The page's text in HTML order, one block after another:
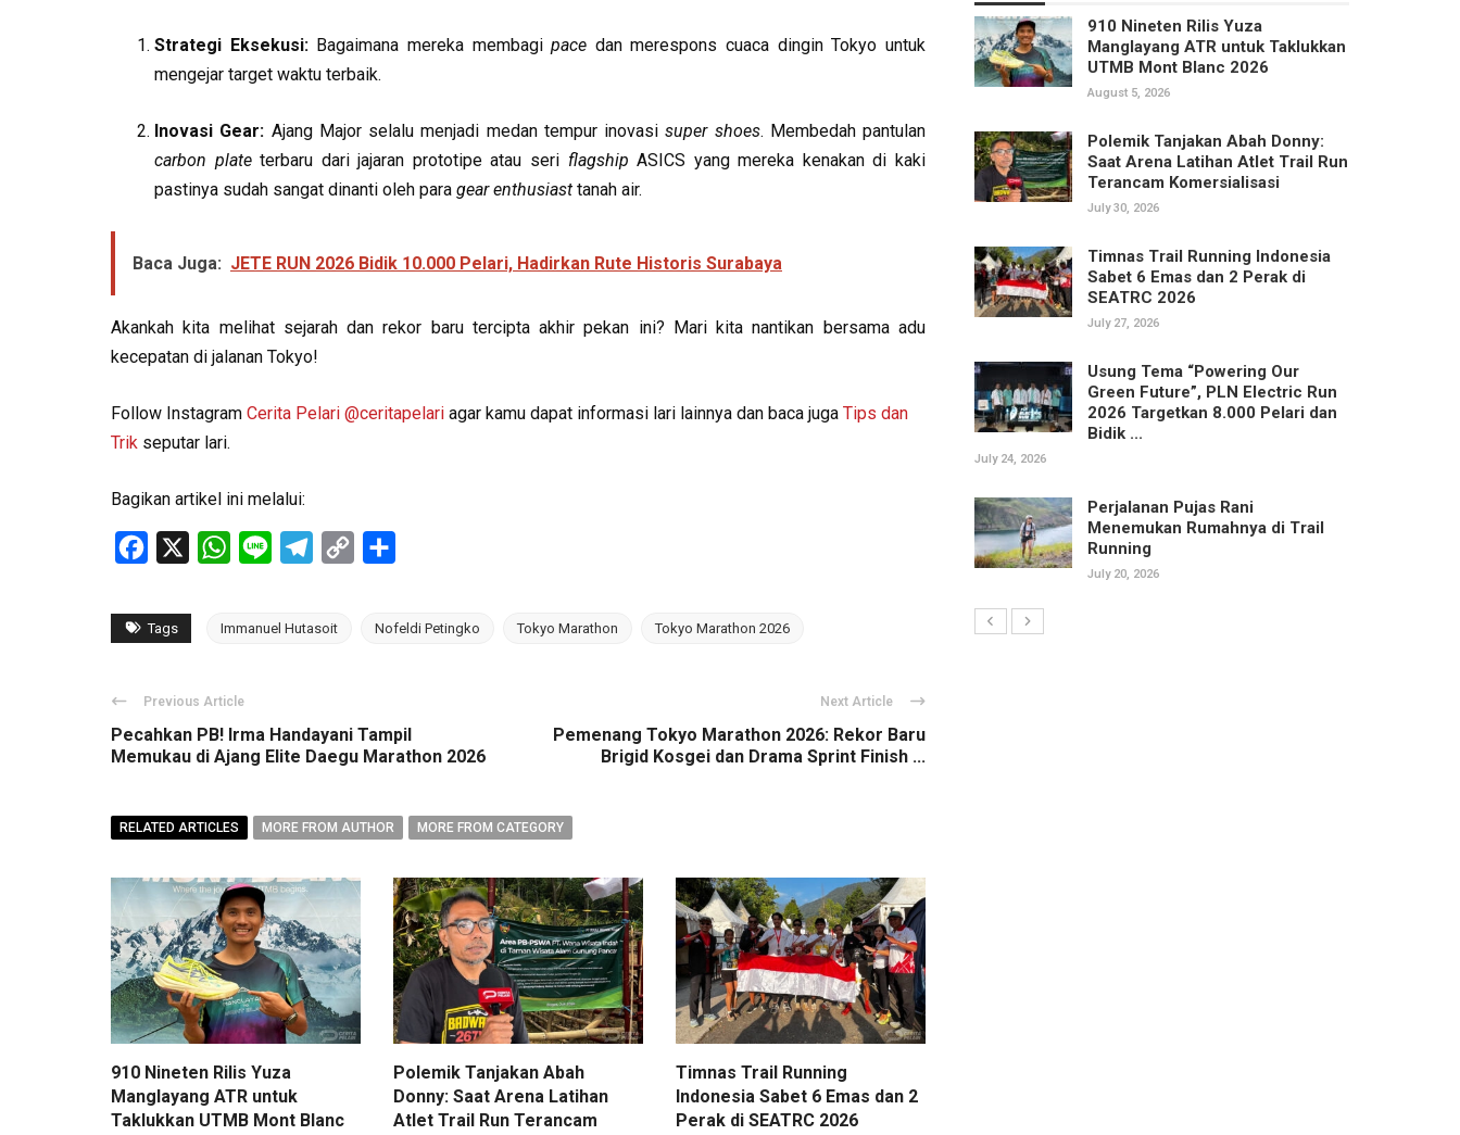
Strategi Eksekusi:Bagaimana mereka membagipace dan merespons cuaca dingin Tokyo untuk
mengejar target waktu terbaik.
Inovasi Gear: Ajang Major selalu menjadi medan tempur inovasisuper shoes. Membedah pantulan
carbon plateterbaru dari jajaran prototipe atau seri flagship ASICS yang mereka kenakan di kaki
pastinya sudah sangat dinanti oleh para gear enthusiast tanah air.
Baca Juga: JETE RUN 2026 Bidik 10.000 Pelari, Hadirkan Rute Historis Surabaya
Akankah kita melihat sejarah dan rekor baru tercipta akhir pekan ini? Mari kita nantikan bersama adu
kecepatan di jalanan Tokyo!
Follow Instagram Cerita Pelari @ceritapelari agar kamu dapat informasi lari lainnya dan baca juga Tips dan
Trik seputar lari.
Bagikan artikel ini melalui:
Facebook WhatsApp
Line Telegram
Copy
Tags Immanuel Hutasoit Nofeldi Petingko Tokyo Marathon Tokyo Marathon 2026
Previous Article
Pecahkan PB! Irma Handayani Tampil
Memukau di Ajang Elite Daegu Marathon 2026
Next Article
Pemenang Tokyo Marathon 2026: Rekor Baru
Brigid Kosgei dan Drama Sprint Finish ...
RELATED ARTICLES MORE FROM AUTHOR MORE FROM CATEGORY
910 Nineten Rilis Yuza
Manglayang ATR untuk
Taklukkan UTMB Mont Blanc
Polemik Tanjakan Abah
Donny: Saat Arena Latihan
Atlet Trail Run Terancam
Timnas Trail Running
Indonesia Sabet 6 Emas dan 2
Perak di SEATRC 2026
910 Nineten Rilis Yuza
Manglayang ATR untuk Taklukkan
UTMB Mont Blanc 2026
August 5, 2026
Polemik Tanjakan Abah Donny:
Saat Arena Latihan Atlet Trail Run
Terancam Komersialisasi
July 30, 2026
Timnas Trail Running Indonesia
Sabet 6 Emas dan 2 Perak di
SEATRC 2026
July 27, 2026
Usung Tema “Powering Our
Green Future”, PLN Electric Run
2026 Targetkan 8.000 Pelari dan
Bidik ...
July 24, 2026
Perjalanan Pujas Rani
Menemukan Rumahnya di Trail
Running
July 20, 2026